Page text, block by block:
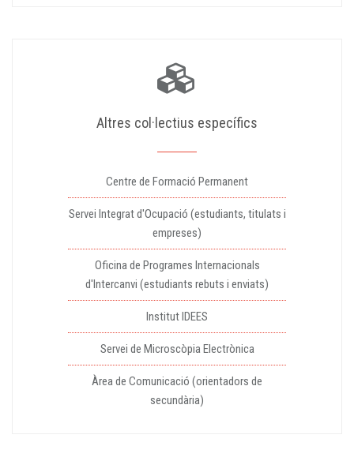
Altres col·lectius específics
Centre de Formació Permanent
Servei Integrat d'Ocupació (estudiants, titulats i
empreses)
Oficina de Programes Internacionals
d'Intercanvi (estudiants rebuts i enviats)
Institut IDEES
Servei de Microscòpia Electrònica
Àrea de Comunicació (orientadors de
secundària)